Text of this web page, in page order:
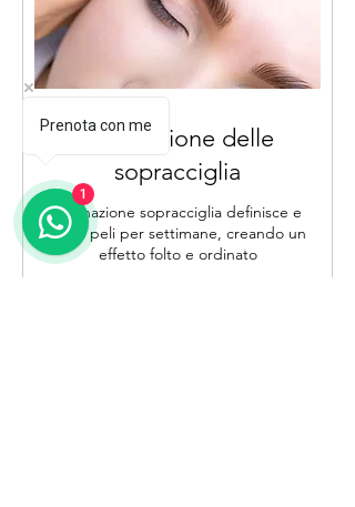
Laminazione delle
sopracciglia
laminazione sopracciglia definisce e
fissa i peli per settimane, creando un
effetto folto e ordinato
Prenota con me
1